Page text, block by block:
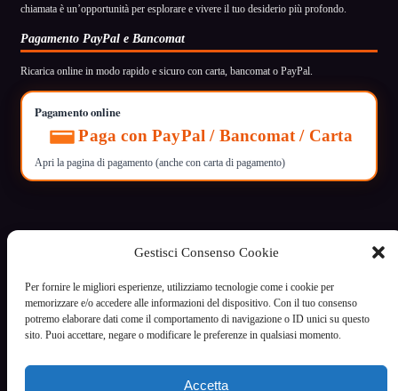
Gestisci Consenso Cookie
Per fornire le migliori esperienze, utilizziamo tecnologie come i cookie per
memorizzare e/o accedere alle informazioni del dispositivo. Con il tuo consenso
potremo elaborare dati come il comportamento di navigazione o ID unici su questo
sito. Puoi accettare, negare o modificare le preferenze in qualsiasi momento.
Accetta
chiamata è un’opportunità per esplorare e vivere il tuo desiderio più profondo.
Pagamento PayPal e Bancomat
Ricarica online in modo rapido e sicuro con carta, bancomat o PayPal.
Pagamento online
Paga con PayPal / Bancomat / Carta
Apri la pagina di pagamento (anche con carta di pagamento)
Servizio di intrattenimento riservato ai maggiori di 18 anni
Informazioni legali